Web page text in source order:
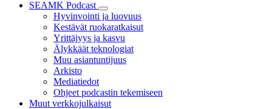
SEAMK Podcast
Hyvinvointi ja luovuus
Kestävät ruokaratkaisut
Yrittäjyys ja kasvu
Älykkäät teknologiat
Muu asiantuntijuus
Arkisto
Mediatiedot
Ohjeet podcastin tekemiseen
Muut verkkojulkaisut